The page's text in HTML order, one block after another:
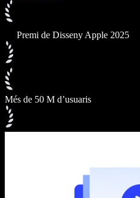
Premi de Disseny Apple 2025
Més de 50 M d’usuaris